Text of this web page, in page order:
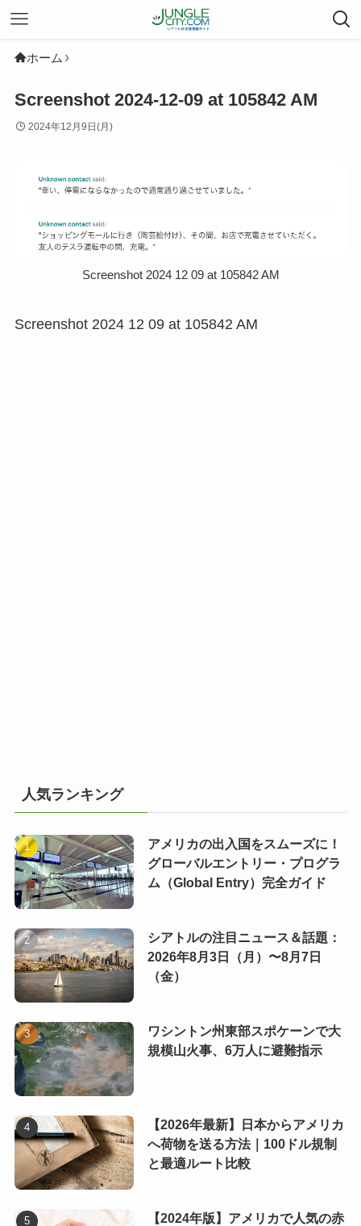
ホーム
Screenshot 2024-12-09 at 105842 AM
2024年12月9日(月)
Screenshot 2024 12 09 at 105842 AM
Screenshot 2024 12 09 at 105842 AM
人気ランキング
アメリカの出入国をスムーズに！
グローバルエントリー・プログラ
ム（Global Entry）完全ガイド
シアトルの注目ニュース＆話題：
2026年8月3日（月）〜8月7日
（金）
ワシントン州東部スポケーンで大
規模山火事、6万人に避難指示
【2026年最新】日本からアメリカ
へ荷物を送る方法｜100ドル規制
と最適ルート比較
【2024年版】アメリカで人気の赤